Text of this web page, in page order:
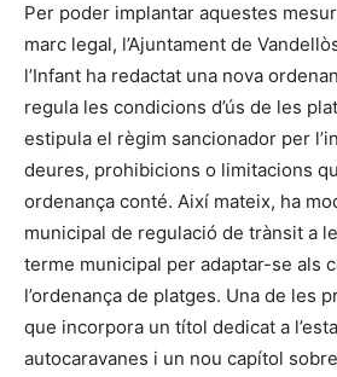
Per poder implantar aquestes
marc legal, l’Ajuntament de
l’Infant ha redactat una nova
regula les condicions d’ús de les
estipula el règim sancionador per
deures, prohibicions o limitacions
ordenança conté. Així mateix, ha
municipal de regulació de trànsit a
terme municipal per adaptar-se als
l’ordenança de platges. Una de les
que incorpora un títol dedicat a
autocaravanes i un nou capítol